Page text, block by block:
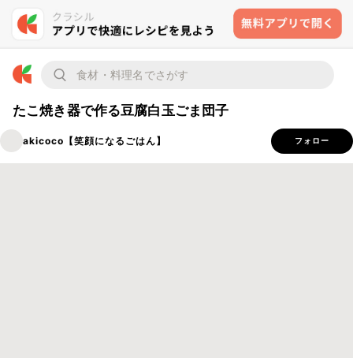
たこ焼き器で作る豆腐白玉ごま団子
akicoco【笑顔になるごはん】 フォロー